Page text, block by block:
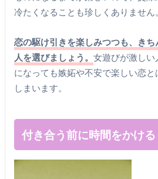
冷たくなることも珍しくありません。
恋の駆け引きを楽しみつつも、き
人を選びましょう。 女遊びが激し
になっても嫉妬や不安で楽しい恋
しまいます。
付き合う前に時間をかける